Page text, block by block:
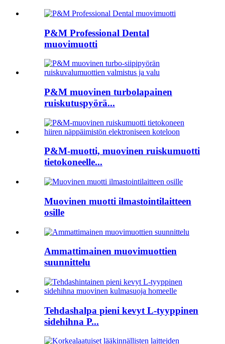
P&M Professional Dental
muovimuotti
P&M muovinen turbolapainen
ruiskutuspyörä...
P&M-muotti, muovinen ruiskumuotti
tietokoneelle...
Muovinen muotti ilmastointilaitteen
osille
Ammattimainen muovimuottien
suunnittelu
Tehdashalpa pieni kevyt L-tyyppinen
sidehihna P...